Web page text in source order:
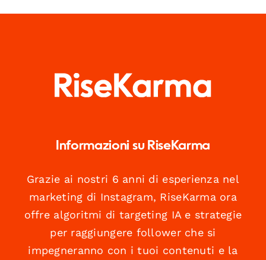
Informazioni su RiseKarma
Grazie ai nostri 6 anni di esperienza nel
marketing di Instagram, RiseKarma ora
offre algoritmi di targeting IA e strategie
per raggiungere follower che si
impegneranno con i tuoi contenuti e la